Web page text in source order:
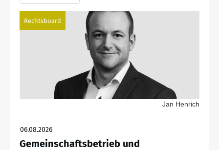
Rechtsboard
Jan Henrich
06.08.2026
Gemeinschaftsbetrieb und